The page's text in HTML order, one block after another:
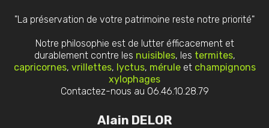
"La préservation de votre patrimoine reste notre priorité"
Notre philosophie est de lutter éfficacement et
durablement contre les nuisibles, les termites,
capricornes, vrillettes, lyctus, méruleet champignons
xylophages
Contactez-nous au 06.46.10.28.79
Alain DELOR